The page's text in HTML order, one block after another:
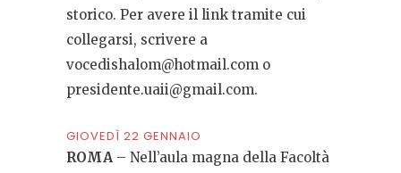
storico. Per avere il link tramite cui
collegarsi, scrivere a
vocedishalom@hotmail.com o
presidente.uaii@gmail.com.
GIOVEDÌ 22 GENNAIO
ROMA – Nell’aula magna della Facoltà